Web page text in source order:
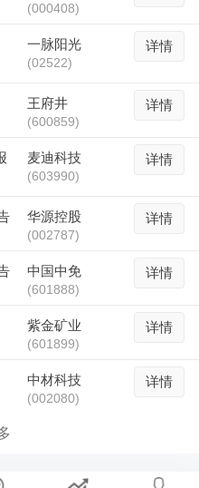
(000408)
一脉阳光
(02522)
详情
王府井
(600859)
详情
麦迪科技
(603990)
详情
华源控股
(002787)
详情
中国中免
(601888)
详情
紫金矿业
(601899)
详情
中材科技
(002080)
详情